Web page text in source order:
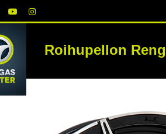
Roihupellon